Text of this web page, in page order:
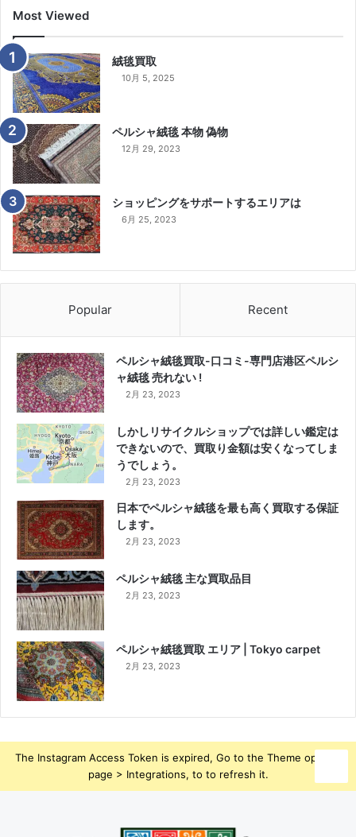
Most Viewed
絨毯買取
10月 5, 2025
ペルシャ絨毯 本物 偽物
12月 29, 2023
ショッピングをサポートするエリアは
6月 25, 2023
Popular Recent
ペルシャ絨毯買取-口コミ-専門店港区ペルシ
ャ絨毯 売れない !
2月 23, 2023
しかしリサイクルショップでは詳しい鑑定は
できないので、買取り金額は安くなってしま
うでしょう。
2月 23, 2023
日本でペルシャ絨毯を最も高く買取する保証
します。
2月 23, 2023
ペルシャ絨毯 主な買取品目
2月 23, 2023
ペルシャ絨毯買取 エリア | Tokyo carpet
2月 23, 2023
The Instagram Access Token is expired, Go to the Theme options
page > Integrations, to to refresh it.